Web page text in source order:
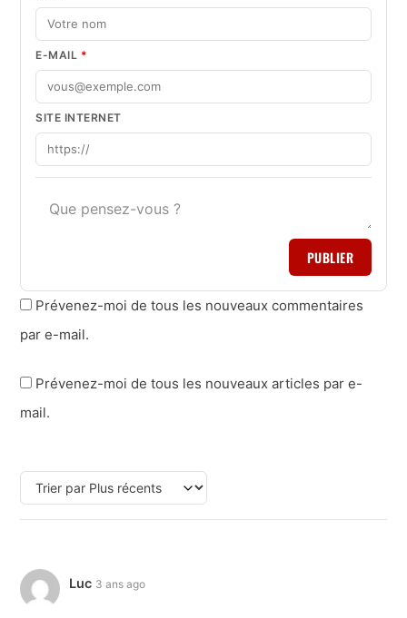
E-MAIL *
SITE INTERNET
PUBLIER
Prévenez-moi de tous les nouveaux commentaires
par e-mail.
Prévenez-moi de tous les nouveaux articles par e-
mail.
Luc 3 ans ago